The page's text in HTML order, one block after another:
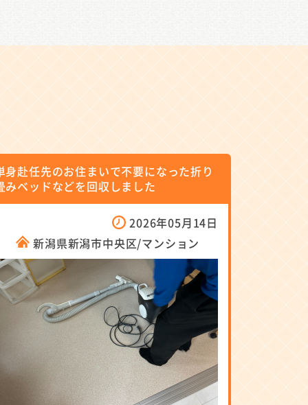
身赴任先のお住まいで不要になった折り
みベッドなどを回収しました
2026年05月14日
新潟県新潟市中央区/マンション